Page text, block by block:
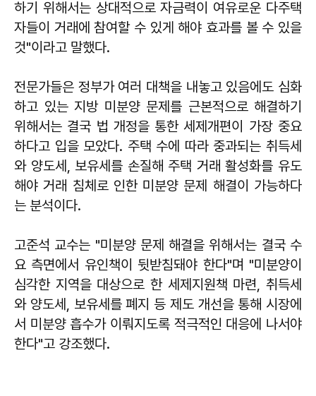
하기 위해서는 상대적으로 자금력이 여유로운 다주택
자들이 거래에 참여할 수 있게 해야 효과를 볼 수 있을
것"이라고 말했다.
전문가들은 정부가 여러 대책을 내놓고 있음에도 심화
하고 있는 지방 미분양 문제를 근본적으로 해결하기
위해서는 결국 법 개정을 통한 세제개편이 가장 중요
하다고 입을 모았다. 주택 수에 따라 중과되는 취득세
와 양도세, 보유세를 손질해 주택 거래 활성화를 유도
해야 거래 침체로 인한 미분양 문제 해결이 가능하다
는 분석이다.
고준석 교수는 "미분양 문제 해결을 위해서는 결국 수
요 측면에서 유인책이 뒷받침돼야 한다"며 "미분양이
심각한 지역을 대상으로 한 세제지원책 마련, 취득세
와 양도세, 보유세를 폐지 등 제도 개선을 통해 시장에
서 미분양 흡수가 이뤄지도록 적극적인 대응에 나서야
한다"고 강조했다.